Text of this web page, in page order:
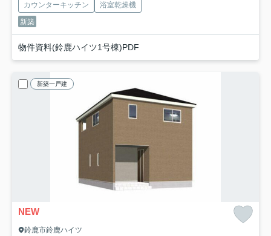
カウンターキッチン
浴室乾燥機
新築
物件資料(鈴鹿ハイツ1号棟)PDF
新築一戸建
NEW
鈴鹿市鈴鹿ハイツ